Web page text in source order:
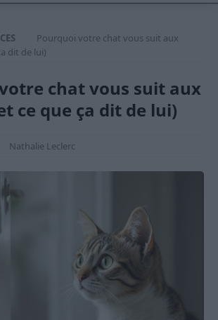
Pourquoi votre chat vous suit aux
dit de lui)
chat vous suit aux
ce que ça dit de lui)
Nathalie Leclerc